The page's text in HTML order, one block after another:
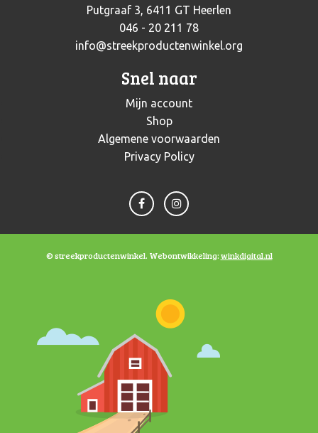
Putgraaf 3, 6411 GT Heerlen
046 - 20 211 78
info@streekproductenwinkel.org
Snel naar
Mijn account
Shop
Algemene voorwaarden
Privacy Policy
© streekproductenwinkel. Webontwikkeling:winkdigital.nl